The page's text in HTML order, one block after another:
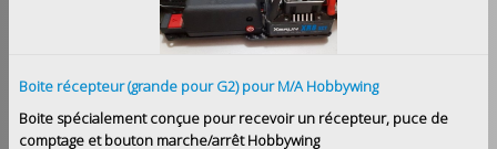
Boite récepteur (grande pour G2) pour M/A Hobbywing
Boite spécialement conçue pour recevoir un récepteur, puce de
comptage et bouton marche/arrêt Hobbywing